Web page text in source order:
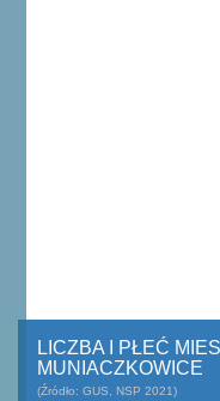
LICZBA I PŁEĆ
MUNIACZKOWICE
(Źródło: GUS, NSP 2021)